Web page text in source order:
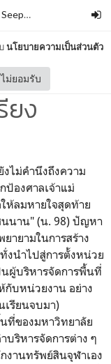
นโยบายความเป็นส่วนตัว
ไม่ยอมรับณัชชา
ยง
ไม่คำนึงถึงความ
ป้องศาลเจ้าแม่
ห้ลมหายใจสุดท้าย
นาน" (น. 98) ปัญหา
ายามในการสร้าง
งนำไปสู่การตั้งหน่วย
ผู้บริหารจัดการพื้นที่
กับหน่วยงาน อย่าง
เรียนจบมา)
ที่ของมหาวิทยาลัย
บริหารจัดการต่าง ๆ
งานทรัพย์สินจุฬาเอง